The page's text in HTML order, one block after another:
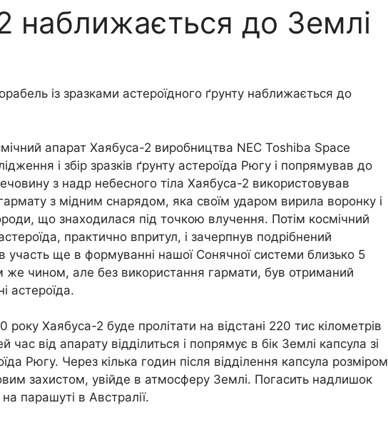
наближається до Землі
із зразками астероїдного ґрунту наближається до
апарат Хаябуса-2 виробництва NEC Toshiba Space
і збір зразків ґрунту астероїда Рюгу і попрямував до
з надр небесного тіла Хаябуса-2 використовував
з мідним снарядом, яка своїм ударом вирила воронку і
що знаходилася під точкою влучення. Потім космічний
практично впритул, і зачерпнув подрібнений
участь ще в формуванні нашої Сонячної системи близько 5
же чином, але без використання гармати, був отриманий
астероїда.
Хаябуса-2 буде пролітати на відстані 220 тис кілометрів
час від апарату відділиться і попрямує в бік Землі капсула зі
Рюгу. Через кілька годин після відділення капсула розміром
захистом, увійде в атмосферу Землі. Погасить надлишок
парашуті в Австралії.